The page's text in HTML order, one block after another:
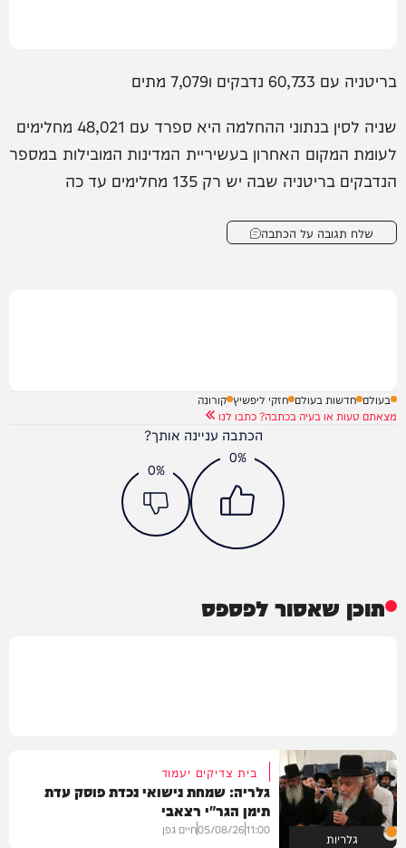
בריטניה עם 60,733 נדבקים ו7,079 מתים
שניה לסין בנתוני ההחלמה היא ספרד עם 48,021 מחלימים
לעומת המקום האחרון בעשיריית המדינות המובילות במספר
הנדבקים בריטניה שבה יש רק 135 מחלימים עד כה
שלח תגובה על הכתבה
בעולם חדשות בעולם חזקי ליפשיץ קורונה
מצאתם טעות או בעיה בכתבה? כתבו לנו
הכתבה עניינה אותך?
0%
0%
תוכן שאסור לפספס
גלריות
בית צדיקים יעמוד
גלריה: שמחת נישואי נכדת פוסק עדת
תימן הגר"י רצאבי
11:00
05/08/26חיים גפן